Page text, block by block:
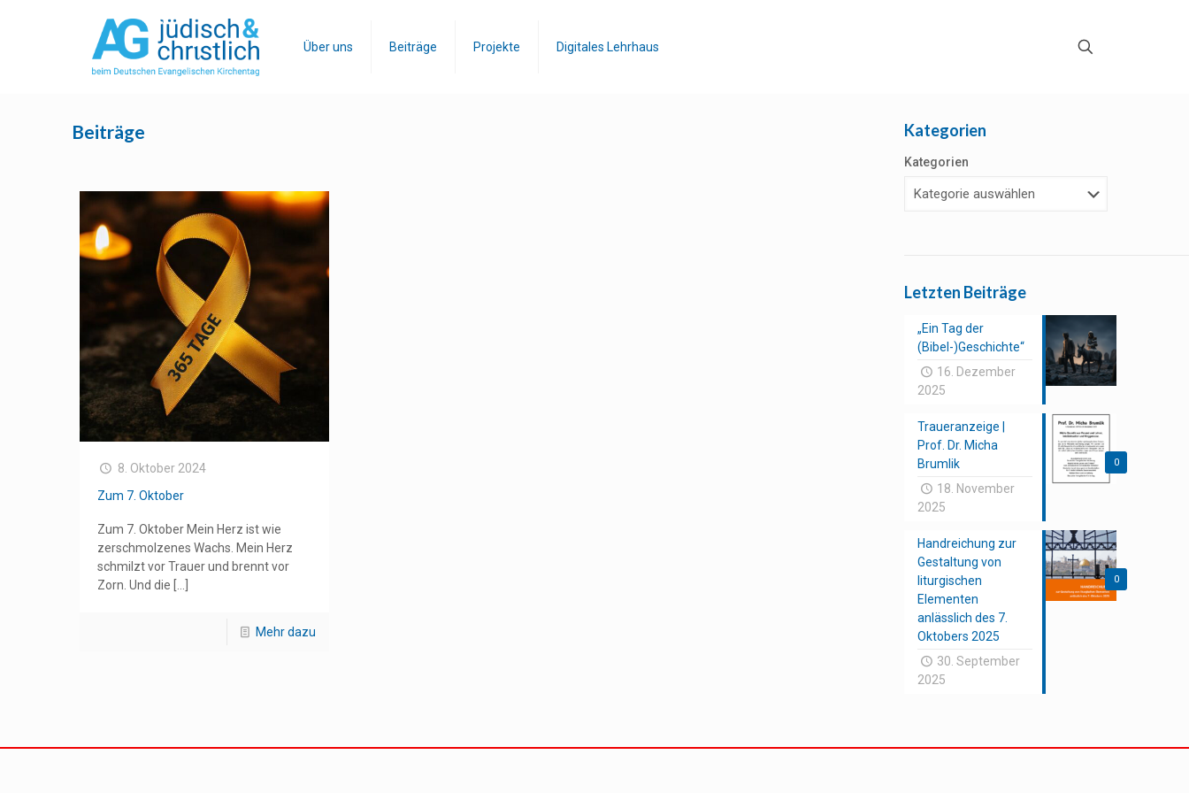
Über uns Beiträge Projekte Digitales Lehrhaus
Beiträge
8. Oktober 2024
Zum 7. Oktober
Zum 7. Oktober Mein Herz ist wie
zerschmolzenes Wachs. Mein Herz
schmilzt vor Trauer und brennt vor
Zorn. Und die […]
Mehr dazu
Kategorien
Kategorien
Letzten Beiträge
„Ein Tag der
(Bibel-)Geschichte“
16. Dezember
2025
0
Traueranzeige |
Prof. Dr. Micha
Brumlik
18. November
2025
0
Handreichung zur
Gestaltung von
liturgischen
Elementen
anlässlich des 7.
Oktobers 2025
30. September
2025